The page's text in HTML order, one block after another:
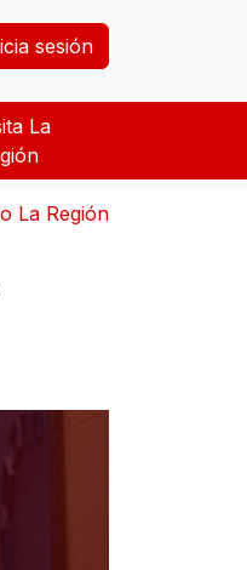
sesión
La
La Región